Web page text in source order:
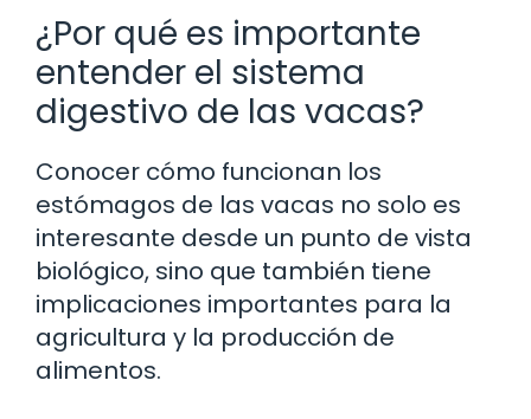
¿Por qué es importante
entender el sistema
digestivo de las vacas?
Conocer cómo funcionan los
estómagos de las vacas no solo es
interesante desde un punto de vista
biológico, sino que también tiene
implicaciones importantes para la
agricultura y la producción de
alimentos.